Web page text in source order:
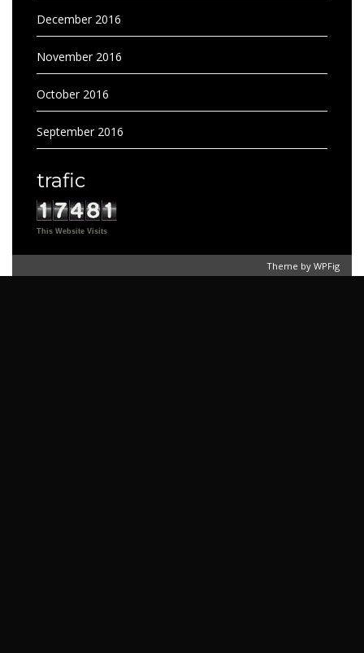
December 2016
November 2016
October 2016
September 2016
trafic
This Website Visits
Theme by WPFig